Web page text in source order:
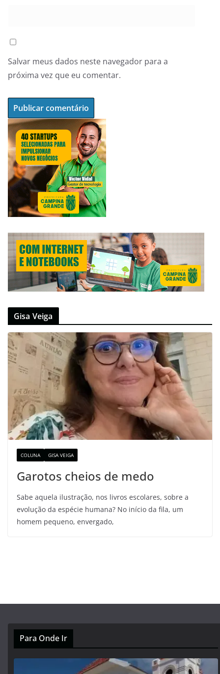
Salvar meus dados neste navegador para a
próxima vez que eu comentar.
Gisa Veiga
COLUNA GISA VEIGA
Garotos cheios de medo
Sabe aquela ilustração, nos livros escolares, sobre a
evolução da espécie humana? No início da fila, um
homem pequeno, envergado,
Para Onde Ir